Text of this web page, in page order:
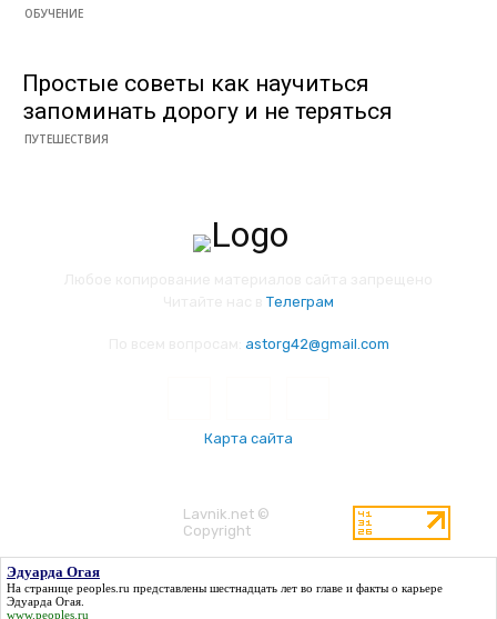
ОБУЧЕНИЕ
Простые советы как научиться
запоминать дорогу и не теряться
ПУТЕШЕСТВИЯ
Телеграм
astorg42@gmail.com
Карта сайта
Lavnik.net ©
Copyright
Эдуарда Огая
На странице peoples.ru представлены шестнадцать лет во главе и факты о карьере
Эдуарда Огая
www.peoples.ru